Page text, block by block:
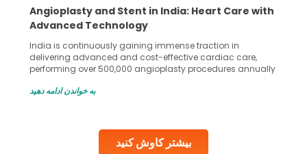
بیشتر کاوش کنید
5 Essential Steps for Effective Human Sperm
Collection and Processing Methods
Human sperm collection and processing are critical steps
in advanced reproductive techniques like In Vitro
Fertilization (IVF) and intrauterine insemination (IUI). These
challenges and help couples achieve their dream of
collected, they process the
به خواندن ادامه دهید